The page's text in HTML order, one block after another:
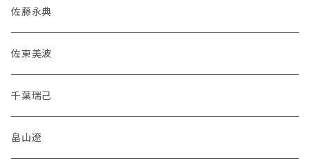
佐藤永典
佐東美波
千葉瑞己
畠山遼